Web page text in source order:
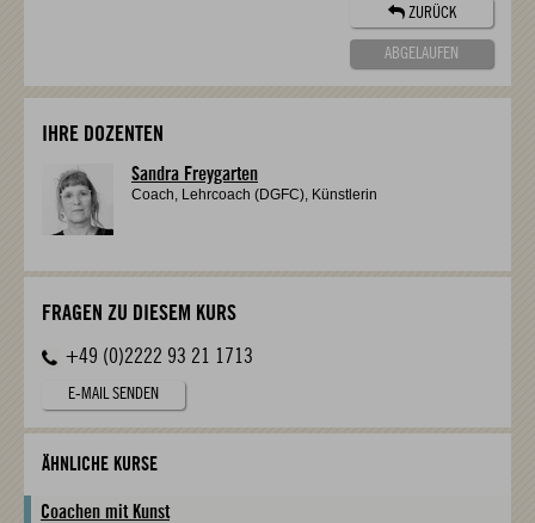
ZURÜCK
ABGELAUFEN
IHRE DOZENTEN
Sandra Freygarten
Coach, Lehrcoach (DGFC), Künstlerin
FRAGEN ZU DIESEM KURS
+49 (0)2222 93 21 1713
E-MAIL SENDEN
ÄHNLICHE KURSE
Coachen mit Kunst